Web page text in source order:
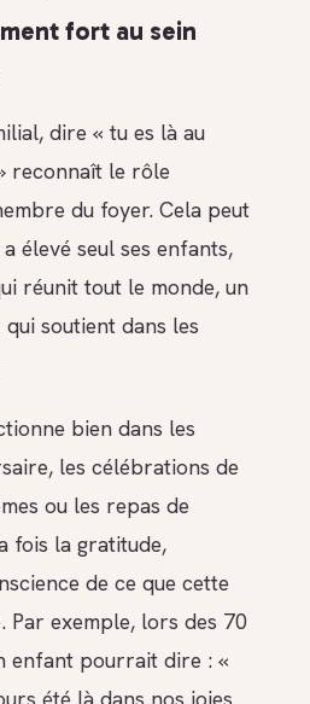
fort au sein
dire « tu es là au
reconnaît le rôle
du foyer. Cela peut
élevé seul ses enfants,
réunit tout le monde, un
soutient dans les
bien dans les
les célébrations de
ou les repas de
fois la gratitude,
de ce que cette
Par exemple, lors des 70
enfant pourrait dire : «